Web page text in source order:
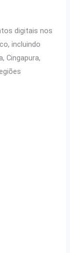
digitais nos
incluindo
Cingapura,